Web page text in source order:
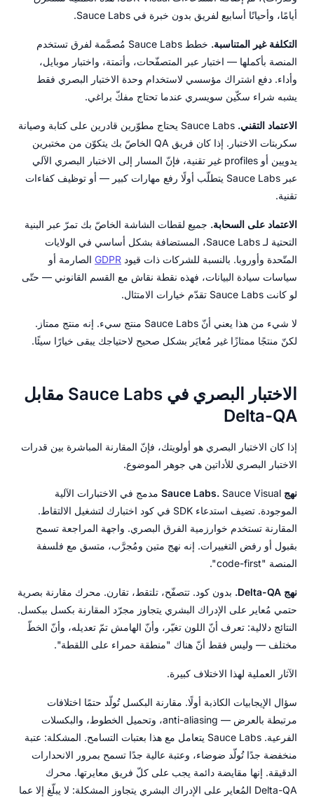
أيامًا، وأحيانًا أسابيع لفريق بدون خبرة في Sauce Labs.
التكلفة غير المتناسبة.
خطط Sauce Labs مُصمَّمة لفرق تستخدم
المنصة بأكملها — اختبار عبر المتصفّحات، وأتمتة، واختبار موبايل،
وأداء. دفع اشتراك مؤسسي لاستخدام وحدة الاختبار البصري فقط
يشبه شراء سكّين سويسري عندما تحتاج مفكّ براغي.
الاعتماد التقني.
Sauce Labs يحتاج مطوّرين قادرين على كتابة وصيانة
سكربتات الاختبار. إذا كان فريق QA الخاصّ بك يتكوّن من مختبرين
يدويين أو profiles غير تقنية، فإنّ المسار إلى الاختبار البصري الآلي
عبر Sauce Labs يتطلّب أولًا رفع مهارات كبير — أو توظيف كفاءات
تقنية.
الاعتماد على السحابة. جميع لقطات الشاشة الخاصّ بك تمرّ عبر البنية
التحتية لـ Sauce Labs، المستضافة بشكل أساسي في الولايات
المتّحدة وأوروبا. بالنسبة للشركات ذات قيود GDPR الصارمة أو
سياسات سيادة البيانات، فهذه نقطة نقاش مع القسم القانوني — حتّى
لو كانت Sauce Labs تقدّم خيارات الامتثال.
لا شيء من هذا يعني أنّ Sauce Labs منتج سيء. إنه منتج ممتاز.
لكنّ منتجًا ممتازًا غير مُعايَر بشكل صحيح لاحتياجك يبقى خيارًا سيئًا.
الاختبار البصري في Sauce Labs مقابل
Delta-QA
إذا كان الاختبار البصري هو أولويتك، فإنّ المقارنة المباشرة بين قدرات
الاختبار البصري للأداتين هي جوهر الموضوع.
نهج Sauce Labs.
Sauce Visual مدمج في الاختبارات الآلية
الموجودة. تضيف استدعاء SDK في كود اختبارك لتشغيل الالتقاط.
المقارنة تستخدم خوارزمية الفرق البصري. واجهة المراجعة تسمح
بقبول أو رفض التغييرات. إنه نهج متين ومُجرَّب، متسق مع فلسفة
المنصة "code-first".
نهج Delta-QA.
بدون كود. تتصفّح، تلتقط، تقارن. محرك مقارنة بصرية
حتمي مُعاير على الإدراك البشري يتجاوز مجرّد المقارنة بكسل ببكسل.
النتائج دلالية: تعرف أنّ اللون تغيّر، وأنّ الهامش تمّ تعديله، وأنّ الخطّ
مختلف — وليس فقط أنّ هناك "منطقة حمراء على اللقطة".
الآثار العملية لهذا الاختلاف كبيرة.
سؤال الإيجابيات الكاذبة أولًا. مقارنة البكسل تُولّد حتمًا اختلافات
مرتبطة بالعرض — anti-aliasing، وتحميل الخطوط، والبكسلات
الفرعية. Sauce Labs يتعامل مع هذا بعتبات التسامح. المشكلة: عتبة
منخفضة جدًا تُولّد ضوضاء، وعتبة عالية جدًا تسمح بمرور الانحدارات
الدقيقة. إنها مقايضة دائمة يجب على كلّ فريق معايرتها. محرك
Delta-QA المُعاير على الإدراك البشري يتجاوز المشكلة: لا يبلّغ إلا عما